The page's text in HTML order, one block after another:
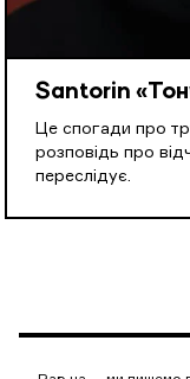
Santorin
Це спогади про
розповідь про
переслідує.